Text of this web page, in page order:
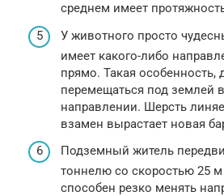
среднем имеет
У животного просто
имеет какого-либо
прямо. Такая особенность,
перемещаться под
направлении. Шерсть
взамен вырастает новая
Подземный житель
тоннелю со скоростью 25
способен резко менять